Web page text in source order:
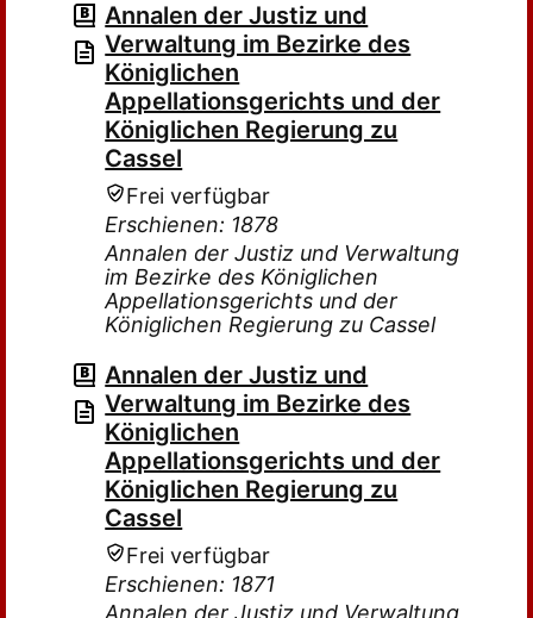
Annalen der Justiz und
Verwaltung im Bezirke des
Königlichen
Appellationsgerichts und der
Königlichen Regierung zu
Cassel
Frei verfügbar
Erschienen: 1878
Annalen der Justiz und Verwaltung
im Bezirke des Königlichen
Appellationsgerichts und der
Königlichen Regierung zu Cassel
Annalen der Justiz und
Verwaltung im Bezirke des
Königlichen
Appellationsgerichts und der
Königlichen Regierung zu
Cassel
Frei verfügbar
Erschienen: 1871
Annalen der Justiz und Verwaltung